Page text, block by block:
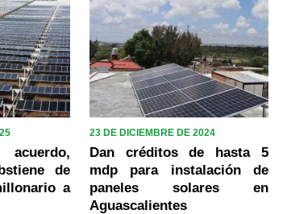
de
a
23 DE DICIEMBRE DE 2024
Dan créditos de hasta 5
mdp para instalación de
paneles solares en
Aguascalientes